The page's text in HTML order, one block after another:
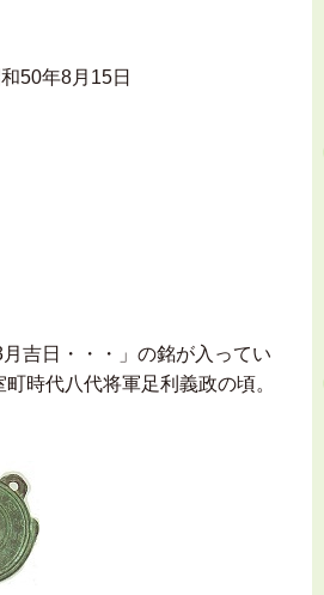
50年8月15日
月吉日・・・」の銘が入ってい
時代八代将軍足利義政の頃。